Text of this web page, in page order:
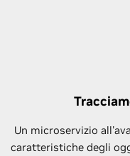
Un microservizio
caratteristiche degli